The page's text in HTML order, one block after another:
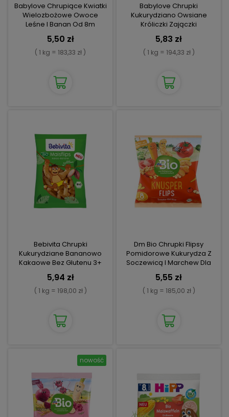
Babylove Chrupiące Kwiatki
Wielozbożowe Owoce
Leśne I Banan Od 8m
5,50 zł
( 1 kg = 183,33 zł )
Babylove Chrupki
Kukurydziano Owsiane
Króliczki Zajączki
5,83 zł
( 1 kg = 194,33 zł )
Bebivita Chrupki
Kukurydziane Bananowo
Kakaowe Bez Glutenu 3+
5,94 zł
( 1 kg = 198,00 zł )
Dm Bio Chrupki Flipsy
Pomidorowe Kukurydza Z
Soczewicą I Marchew Dla
5,55 zł
( 1 kg = 185,00 zł )
nowość